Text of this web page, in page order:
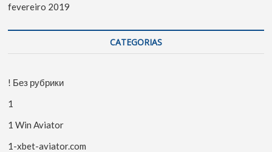
fevereiro 2019
CATEGORIAS
! Без рубрики
1
1 Win Aviator
1-xbet-aviator.com